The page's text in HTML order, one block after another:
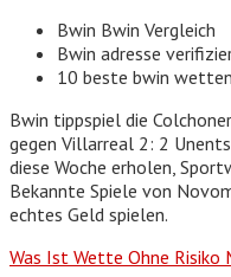
Bwin Bwin Vergleich
Bwin adresse
10 beste bwin wetten
Bwin tippspiel die
gegen Villarreal 2: 2
diese Woche erholen,
Bekannte Spiele von
echtes Geld spielen.
Was Ist Wette Ohne Risiko